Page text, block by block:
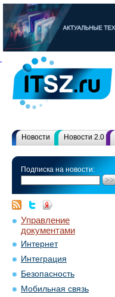
Новости Новости 2.0
Подписка на новости:
Управление
документами
Интернет
Интеграция
Безопасность
Мобильная связь